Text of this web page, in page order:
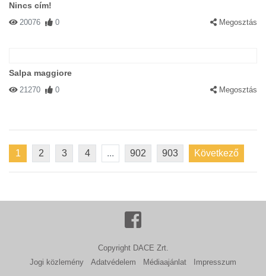
Nincs cím!
20076 0 Megosztás
Salpa maggiore
21270 0 Megosztás
1 2 3 4 ... 902 903 Következő
Copyright DACE Zrt.
Jogi közlemény
Adatvédelem Médiaajánlat Impresszum